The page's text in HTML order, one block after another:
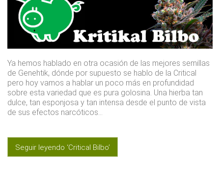
Ya hemos hablado en otra ocasión de las mejores semillas
de Genehtik, dónde por supuesto se hablo de la Critical
pero hoy vamos a hablar un poco más en profundidad
sobre esta variedad que es pura golosina. Una hierba tan
dulce, tan esponjosa y tan intensa desde el punto de vista
de sus efectos narcóticos…
Seguir leyendo ‘Critical Bilbo’